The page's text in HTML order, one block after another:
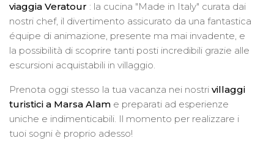
viaggia Veratour : la cucina "Made in Italy" curata dai
nostri chef, il divertimento assicurato da una fantastica
équipe di animazione, presente ma mai invadente, e
la possibilità di scoprire tanti posti incredibili grazie alle
escursioni acquistabili in villaggio.
Prenota oggi stesso la tua vacanza nei nostri villaggi
turistici a Marsa Alam e preparati ad esperienze
uniche e indimenticabili. Il momento per realizzare i
tuoi sogni è proprio adesso!